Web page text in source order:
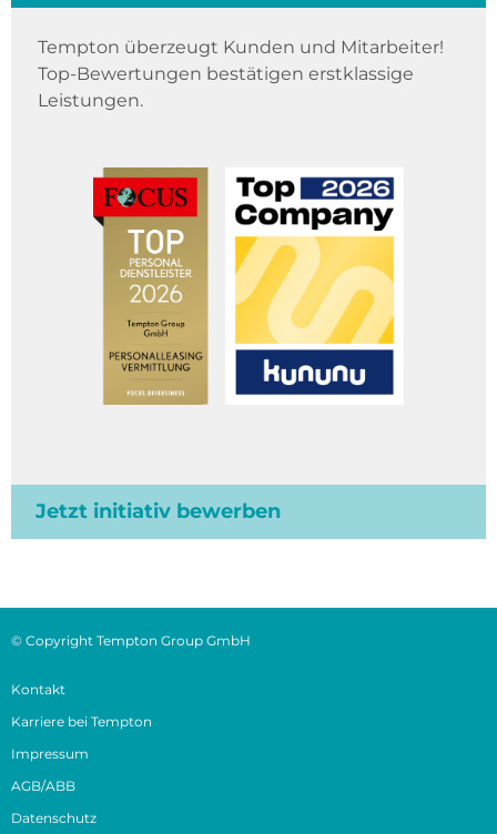
Tempton überzeugt Kunden und Mitarbeiter!
Top-Bewertungen bestätigen erstklassige
Leistungen.
Jetzt initiativ bewerben
© Copyright Tempton Group GmbH
Kontakt
Karriere bei Tempton
Impressum
AGB/ABB
Datenschutz